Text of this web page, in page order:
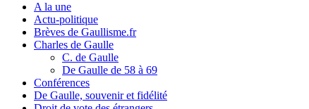
A la une
Actu-politique
Brèves de Gaullisme.fr
Charles de Gaulle
C. de Gaulle
De Gaulle de 58 à 69
Conférences
De Gaulle, souvenir et fidélité